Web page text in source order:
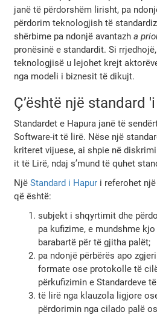
janë të përdorshëm lirisht, pa
përdorim teknologjish të
shërbime pa ndonjë avantazha
pronësinë e standardit. Si
teknologjisë u lejohet krejt
nga modeli i biznesit të dikujt.
Ç’është një standard
Standardet e Hapura janë të
Software-it të lirë. Nëse një
kriteret vijuese, ai shpie në
it të Lirë, ndaj s’mund të quhet
NjëStandard i Hapur i referohet
që është:
subjekt i shqyrtimit dhe
pa kufizime, e mundshme
barabartë për të gjitha palët;
pa ndonjë përbërës apo
formate ose protokolle të
përkufizimin e Standardeve
të lirë nga klauzola ligjore
përdorimin nga cilado palë